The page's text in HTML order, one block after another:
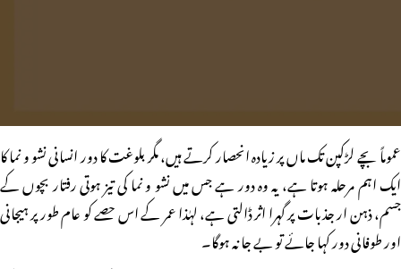
عموماً بچے لڑکپن تک ماں پر زیادہ انحصار کرتے ہیں، مگر بلوغت کا دور انسانی نشو و نما کا
ایک اہم مرحلہ ہوتا ہے، یہ وہ دور ہے جس میں نشو و نما کی تیز ہوتی رفتار بچوں کے
جسم، ذہن ار جذبات پر گہرا اثر ڈالتی ہے، لہٰذا عمر کے اس حصے کو عام طور پر ہیجانی
اور طوفانی دور کہا جائے تو بے جا نہ ہوگا۔